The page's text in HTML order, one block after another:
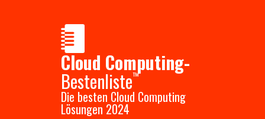
Cloud Computing-
Bestenliste™
Die besten Cloud Computing
Lösungen 2024